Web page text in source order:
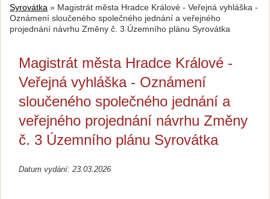
Syrovátka » Magistrát města Hradce Králové - Veřejná vyhláška -
Oznámení sloučeného společného jednání a veřejného
projednání návrhu Změny č. 3 Územního plánu Syrovátka
Magistrát města Hradce Králové -
Veřejná vyhláška - Oznámení
sloučeného společného jednání a
veřejného projednání návrhu Změny
č. 3 Územního plánu Syrovátka
Datum vydání: 23.03.2026